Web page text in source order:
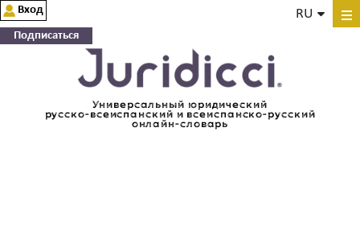
Универсальный юридический
русско-всеиспанский и всеиспанско-русский
онлайн-словарь
RU
Вход
Подписаться